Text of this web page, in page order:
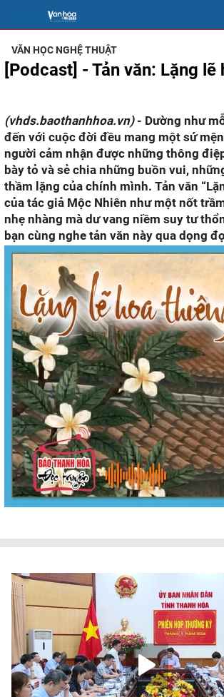
VĂN HỌC NGHỆ THUẬT
[Podcast] - Tản văn: Lặng lẽ
(vhds.baothanhhoa.vn)- Dường như
đến với cuộc đời đều mang một sứ
người cảm nhận được những thông
bày tỏ và sẻ chia những buồn vui,
thầm lặng của chính mình. Tản văn
của tác giả Mộc Nhiên như một nốt
nhẹ nhàng mà dư vang niềm suy tư
bạn cùng nghe tản văn này qua dọng